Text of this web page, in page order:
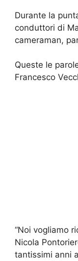
Durante la
conduttori di
cameraman,
Queste le
Francesco
“Noi vogliamo
Nicola
tantissimi anni